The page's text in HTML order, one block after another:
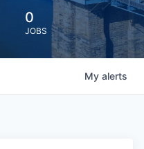
0
JOBS
My alerts